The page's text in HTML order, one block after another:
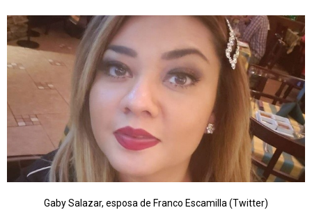
Gaby Salazar, esposa de Franco Escamilla (Twitter)